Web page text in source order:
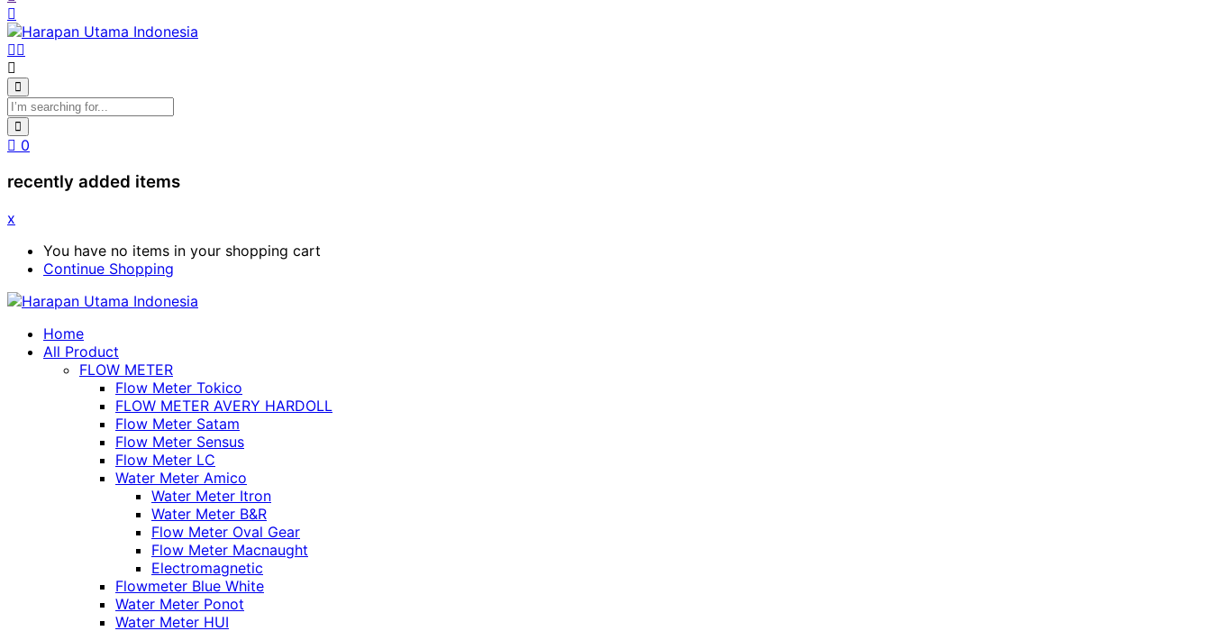
0
recently added items
x
You have no items in your shopping cart
Continue Shopping
Home
All Product
FLOW METER
Flow Meter Tokico
FLOW METER AVERY HARDOLL
Flow Meter Satam
Flow Meter Sensus
Flow Meter LC
Water Meter Amico
Water Meter Itron
Water Meter B&R
Flow Meter Oval Gear
Flow Meter Macnaught
Electromagnetic
Flowmeter Blue White
Water Meter Ponot
Water Meter HUI